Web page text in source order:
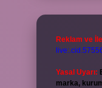
Reklam ve
Yasal Uyarı:
marka,